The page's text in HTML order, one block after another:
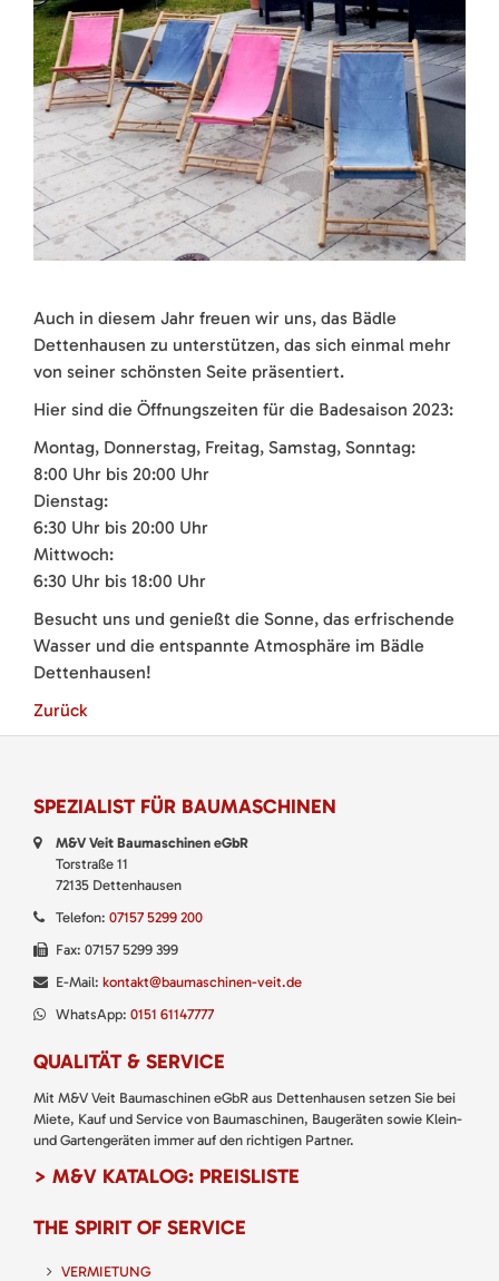
Auch in diesem Jahr freuen wir uns, das Bädle
Dettenhausen zu unterstützen, das sich einmal mehr
von seiner schönsten Seite präsentiert.
Hier sind die Öffnungszeiten für die Badesaison 2023:
Montag, Donnerstag, Freitag, Samstag, Sonntag:
8:00 Uhr bis 20:00 Uhr
Dienstag:
6:30 Uhr bis 20:00 Uhr
Mittwoch:
6:30 Uhr bis 18:00 Uhr
Besucht uns und genießt die Sonne, das erfrischende
Wasser und die entspannte Atmosphäre im Bädle
Dettenhausen!
Zurück
SPEZIALIST FÜR BAUMASCHINEN
M&V Veit Baumaschinen eGbR
Torstraße 11
72135 Dettenhausen
Telefon: 07157 5299 200
Fax: 07157 5299 399
E-Mail: kontakt@baumaschinen-veit.de
WhatsApp: 0151 61147777
QUALITÄT & SERVICE
Mit M&V Veit Baumaschinen eGbR aus Dettenhausen setzen Sie bei
Miete, Kauf und Service von Baumaschinen, Baugeräten sowie Klein-
und Gartengeräten immer auf den richtigen Partner.
> M&V KATALOG: PREISLISTE
THE SPIRIT OF SERVICE
VERMIETUNG